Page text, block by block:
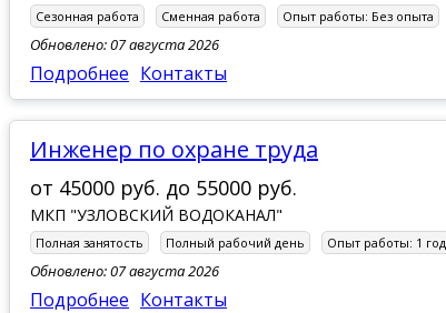
Сезонная работа Сменная работа Опыт работы: Без опыта
Обновлено: 07 августа 2026
Подробнее Контакты
Инженер по охране труда
от 45000 руб. до 55000 руб.
МКП "УЗЛОВСКИЙ ВОДОКАНАЛ"
Полная занятость Полный рабочий день Опыт работы: 1 год
Обновлено: 07 августа 2026
Подробнее Контакты